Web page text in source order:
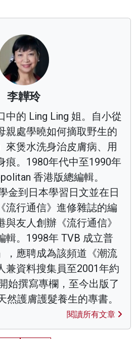
李韡玲
中的 Ling Ling 姐。自小從
親處學曉如何摘取野生的
來煲水洗身治皮膚病、用
痕。1980年代中至1990年
香港版總編輯。
金到日本學習日文並在日
流行通信》進修雜誌的編
友人創辦《流行通信》
輯。1998年 TVB 成立普
，應聘成為該頻道《潮流
兼資料搜集員至2001年約
始撰寫專欄，至今出版了
然護膚護髮養生的專書。
閱讀所有文章